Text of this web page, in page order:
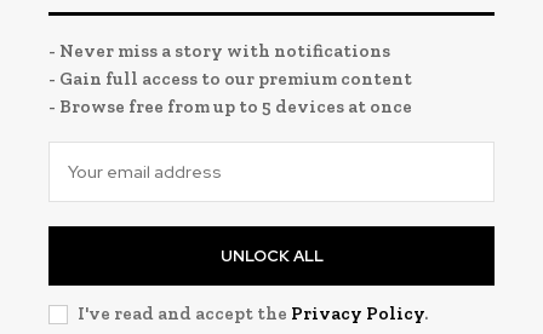
- Never miss a story with notifications
- Gain full access to our premium content
- Browse free from up to 5 devices at once
UNLOCK ALL
I've read and accept the Privacy Policy.